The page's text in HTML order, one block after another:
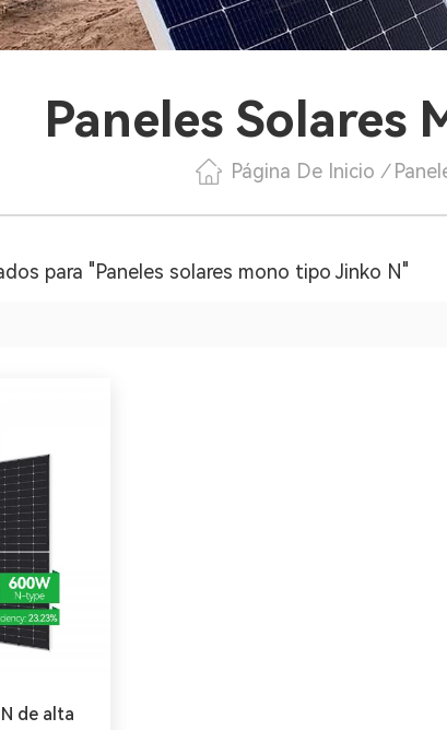
Paneles Solares
Página De Inicio /
para "Paneles solares mono tipo Jinko N"
de alta